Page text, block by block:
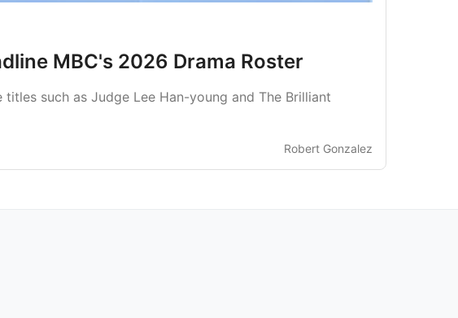
MBC's 2026 Drama Roster
such as Judge Lee Han-young and The Brilliant
Robert Gonzalez